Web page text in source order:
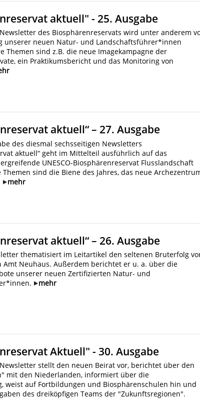
aktuell" - 25. Ausgabe
des Biosphärenreservats wird unter anderem
unserer neuen Natur- und Landschaftsführer*innen
Themen sind z.B. die neue Imagekampagne der
ein Praktikumsbericht und das Monitoring von
aktuell“ – 27. Ausgabe
des diesmal sechsseitigen Newsletters
aktuell“ geht im Mittelteil ausführlich auf das
UNESCO-Biosphärenreservat Flusslandschaft
Themen sind die Biene des Jahres, das neue
mehr
aktuell“ – 26. Ausgabe
thematisiert im Leitartikel den seltenen Bruterfolg
Amt Neuhaus. Außerdem berichtet er u. a. über die
unserer neuen Zertifizierten Natur- und
mehr
Aktuell" - 30. Ausgabe
stellt den neuen Beirat vor, berichtet über den
mit den Niederlanden, informiert über die
weist auf Fortbildungen und Biosphärenschulen hin und
des dreiköpfigen Teams der "Zukunftsregionen".